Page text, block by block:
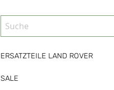
ERSATZTEILE LAND ROVER
SALE